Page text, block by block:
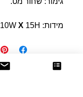
מידות: 8L 10W X 15H ס״מ